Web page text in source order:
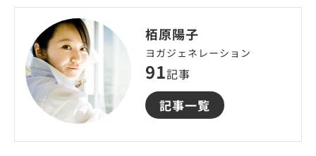
栢原陽子
ヨガジェネレーション
91記事
記事一覧